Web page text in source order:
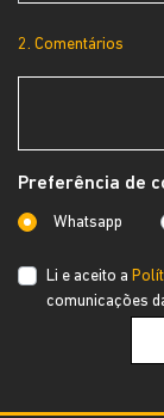
2. Comentários
Preferência de
Whatsapp
Li e aceito a
comunicações